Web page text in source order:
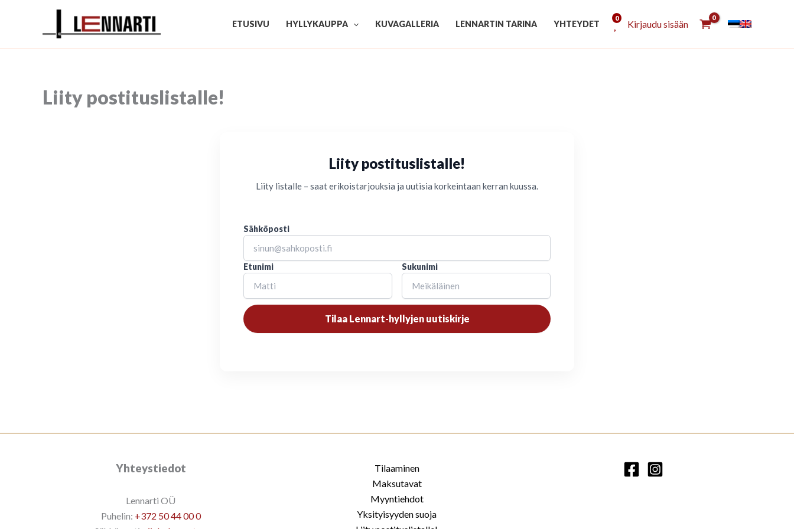
ETUSIVU HYLLYKAUPPA KUVAGALLERIA LENNARTIN TARINA YHTEYDET
0
Kirjaudu sisään
Liity postituslistalle!
Liity postituslistalle!
Liity listalle – saat erikoistarjouksia ja uutisia korkeintaan kerran kuussa.
Sähköposti
Etunimi Sukunimi
Tilaa Lennart-hyllyjen uutiskirje
Yhteystiedot
Lennarti OÜ
Puhelin: +372 50 44 00 0
Tilaaminen
Maksutavat
Myyntiehdot
Yksityisyyden suoja